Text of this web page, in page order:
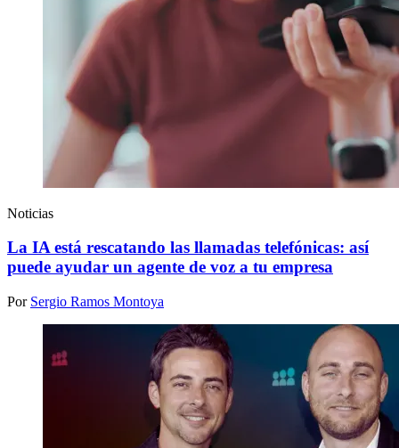
Noticias
La IA está rescatando las llamadas telefónicas: así
puede ayudar un agente de voz a tu empresa
Por Sergio Ramos Montoya